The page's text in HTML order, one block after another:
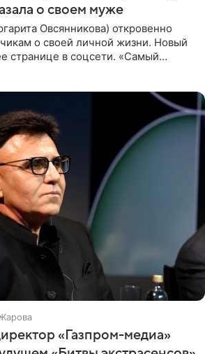
о своем муже
Овсянникова) откровенно
о своей личной жизни. Новый
странице в соцсети. «Самый
«Газпром-медиа»